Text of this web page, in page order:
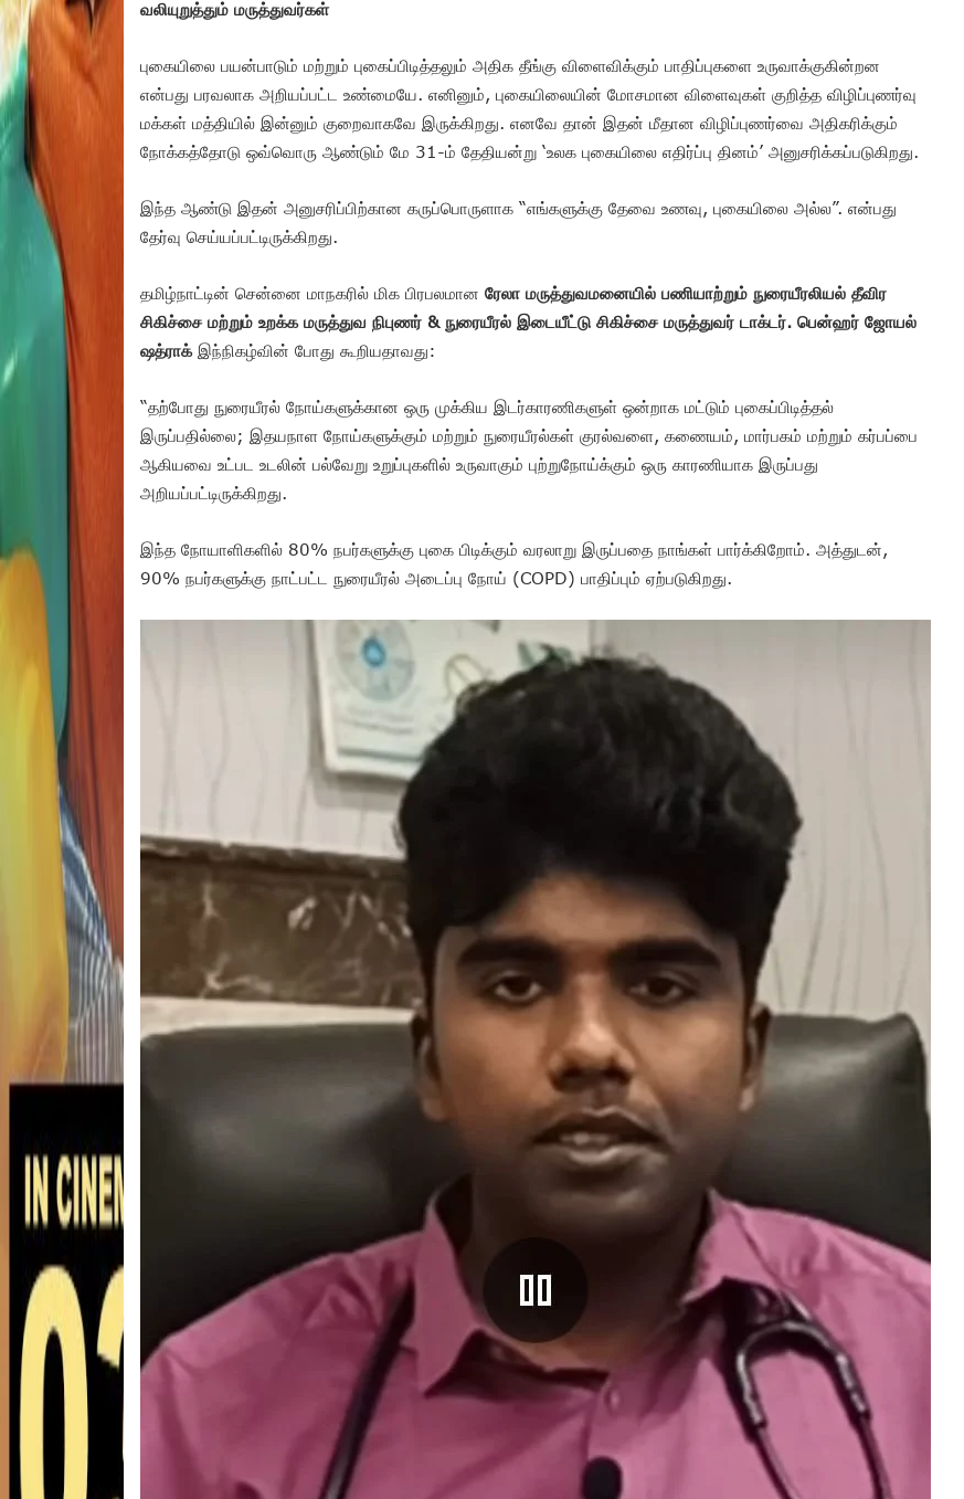
வலியுறுத்தும் மருத்துவர்கள்
புகையிலை பயன்பாடும் மற்றும் புகைப்பிடித்தலும் அதிக தீங்கு விளைவிக்கும் பாதிப்புகளை உருவாக்குகின்றன
என்பது பரவலாக அறியப்பட்ட உண்மையே. எனினும், புகையிலையின் மோசமான விளைவுகள் குறித்த விழிப்புணர்வு
மக்கள் மத்தியில் இன்னும் குறைவாகவே இருக்கிறது. எனவே தான் இதன் மீதான விழிப்புணர்வை அதிகரிக்கும்
நோக்கத்தோடு ஒவ்வொரு ஆண்டும் மே 31-ம் தேதியன்று ‘உலக புகையிலை எதிர்ப்பு தினம்’ அனுசரிக்கப்படுகிறது.
இந்த ஆண்டு இதன் அனுசரிப்பிற்கான கருப்பொருளாக “எங்களுக்கு தேவை உணவு, புகையிலை அல்ல”. என்பது
தேர்வு செய்யப்பட்டிருக்கிறது.
தமிழ்நாட்டின் சென்னை மாநகரில் மிக பிரபலமான ரேலா மருத்துவமனையில் பணியாற்றும் நுரையீரலியல் தீவிர
சிகிச்சை மற்றும் உறக்க மருத்துவ நிபுணர் & நுரையீரல் இடையீட்டு சிகிச்சை மருத்துவர் டாக்டர். பென்ஹர் ஜோயல்
ஷத்ராக்இந்நிகழ்வின் போது கூறியதாவது:
“தற்போது நுரையீரல் நோய்களுக்கான ஒரு முக்கிய இடர்காரணிகளுள் ஒன்றாக மட்டும் புகைப்பிடித்தல்
இருப்பதில்லை; இதயநாள நோய்களுக்கும் மற்றும் நுரையீரல்கள் குரல்வளை, கணையம், மார்பகம் மற்றும் கர்பப்பை
ஆகியவை உட்பட உடலின் பல்வேறு உறுப்புகளில் உருவாகும் புற்றுநோய்க்கும் ஒரு காரணியாக இருப்பது
அறியப்பட்டிருக்கிறது.
இந்த நோயாளிகளில் 80% நபர்களுக்கு புகை பிடிக்கும் வரலாறு இருப்பதை நாங்கள் பார்க்கிறோம். அத்துடன்,
90% நபர்களுக்கு நாட்பட்ட நுரையீரல் அடைப்பு நோய் (COPD) பாதிப்பும் ஏற்படுகிறது.